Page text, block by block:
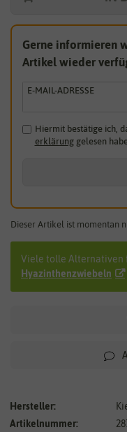
Gerne informieren
Artikel wieder
E-MAIL-ADRESSE
Hiermit bestätige ich,
erklärunggelesen
Dieser Artikel ist momentan
Viele tolle Alternativen
Hyazinthenzwiebeln
Hersteller:
Artikelnummer: